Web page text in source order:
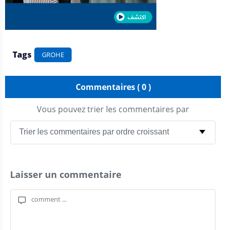
Tags GROHE
Commentaires ( 0 )
Vous pouvez trier les commentaires par
Laisser un commentaire